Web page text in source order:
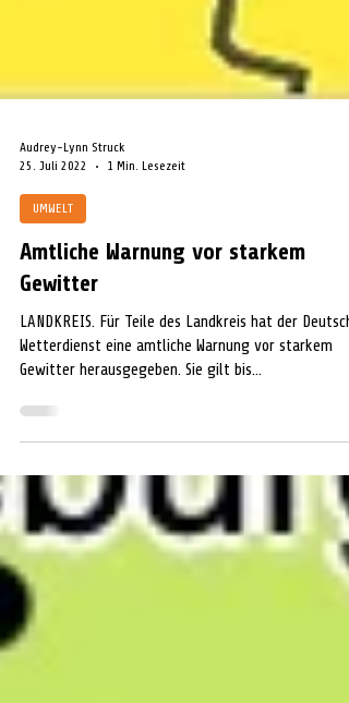
Audrey-Lynn Struck
25. Juli 2022
1 Min. Lesezeit
Amtliche Warnung vor starkem
Gewitter
LANDKREIS. Für Teile des Landkreis hat der
Wetterdienst eine amtliche Warnung vor starkem